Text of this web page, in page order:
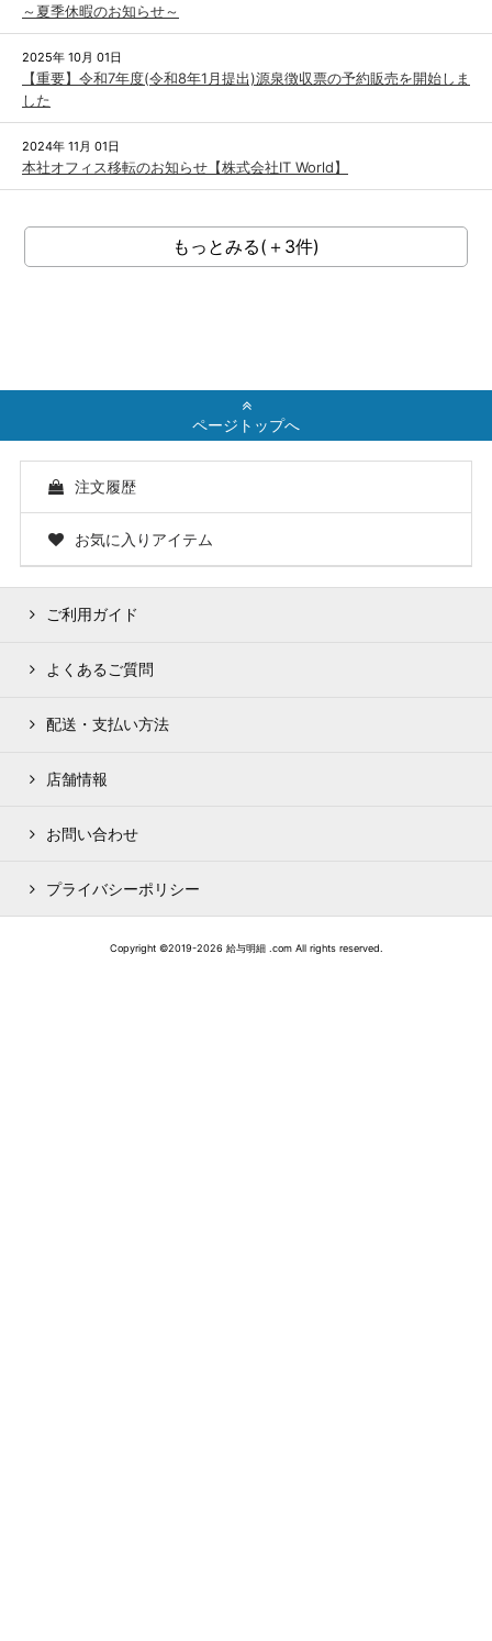
～夏季休暇のお知らせ～
2025年 10月 01日
【重要】令和7年度(令和8年1月提出)源泉徴収票の予約販売を開始しま
した
2024年 11月 01日
本社オフィス移転のお知らせ【株式会社IT World】
もっとみる(＋3件)
ページトップへ
注文履歴
お気に入りアイテム
ご利用ガイド
よくあるご質問
配送・支払い方法
店舗情報
お問い合わせ
プライバシーポリシー
Copyright ©2019-2026 給与明細 .com All rights reserved.